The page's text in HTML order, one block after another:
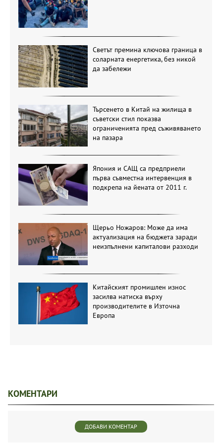
Светът премина ключова граница в
соларната енергетика, без никой
да забележи
Търсенето в Китай на жилища в
съветски стил показва
ограниченията пред съживяването
на пазара
Япония и САЩ са предприели
първа съвместна интервенция в
подкрепа на йената от 2011 г.
Щерьо Ножаров: Може да има
актуализация на бюджета заради
неизпълнени капиталови разходи
Китайският промишлен износ
засилва натиска върху
производителите в Източна
Европа
КОМЕНТАРИ
ДОБАВИ КОМЕНТАР